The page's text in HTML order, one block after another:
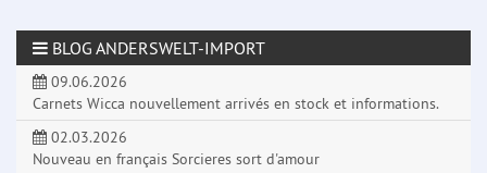
BLOG ANDERSWELT-IMPORT
09.06.2026
Carnets Wicca nouvellement arrivés en stock et informations.
02.03.2026
Nouveau en français Sorcieres sort d'amour